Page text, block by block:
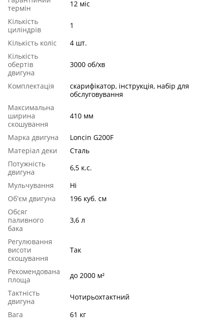
термін
12 міс
Кількість
циліндрів
1
Кількість коліс
4 шт.
Кількість
обертів
двигуна
3000 об/хв
Комплектація
скарифікатор, інструкція, набір для
обслуговування
Максимальна
ширина
скошування
410 мм
Марка двигуна
Loncin G200F
Матеріал деки
Сталь
Потужність
двигуна
6,5 к.с.
Мульчування
Ні
Об'єм двигуна
196 куб. см
Обсяг
паливного
бака
3,6 л
Регулювання
висоти
скошування
Так
Рекомендована
площа
до 2000 м²
Тактність
двигуна
Чотирьохтактний
Вага
61 кг